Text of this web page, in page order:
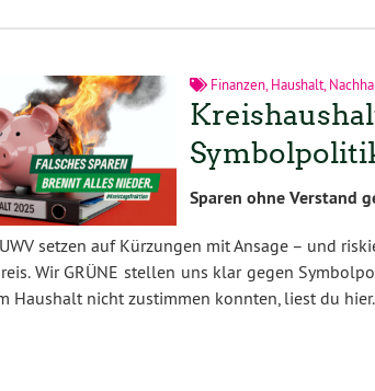
Finanzen,Haushalt,
Sparen ohne Verstand
UWV setzen auf Kürzungen mit Ansage – und
Wir GRÜNE stellen uns klar gegen
Haushalt nicht zustimmen konnten, liest du hier.